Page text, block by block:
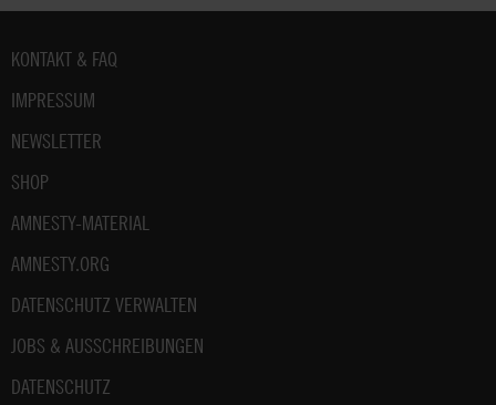
Fußbereich
KONTAKT & FAQ
IMPRESSUM
NEWSLETTER
SHOP
AMNESTY-MATERIAL
AMNESTY.ORG
DATENSCHUTZ VERWALTEN
JOBS & AUSSCHREIBUNGEN
DATENSCHUTZ